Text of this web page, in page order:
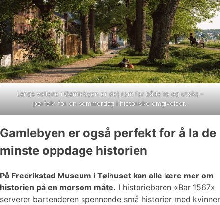
Langs vollene i Gamlebyen er det rom for både ro og utsikt –
perfekt for en sommerdag i historiske omgivelser.
Gamlebyen er også perfekt for å la de
minste oppdage historien
På Fredrikstad Museum i Tøihuset kan alle lære mer om
historien på en morsom måte. I historiebaren «Bar 1567»
serverer bartenderen spennende små historier med kvinner